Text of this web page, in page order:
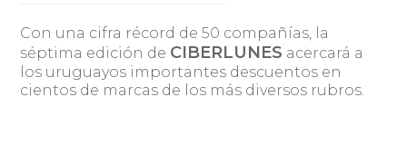
Con una cifra récord de 50 compañías, la
séptima edición de CIBERLUNES acercará a
los uruguayos importantes descuentos en
cientos de marcas de los más diversos rubros.